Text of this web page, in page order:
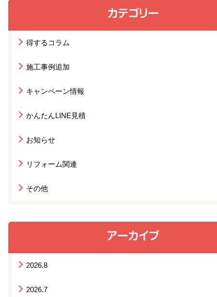
得するコラム
施工事例追加
キャンペーン情報
かんたんLINE見積
お知らせ
リフォーム関連
その他
2026.8
2026.7